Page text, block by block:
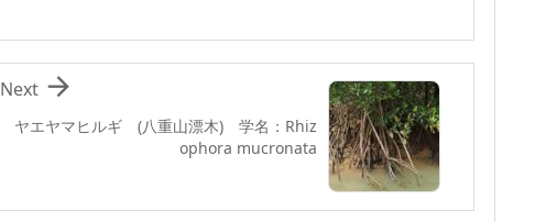
ヤエヤマヒルギ (八重山漂木) 学名：Rhiz
ophora mucronata

Next